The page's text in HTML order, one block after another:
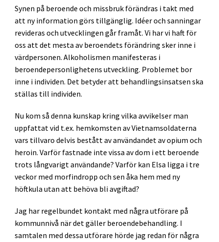
Synen på beroende och missbruk förändras i takt med
att ny information görs tillgänglig. Idéer och sanningar
revideras och utvecklingen går framåt. Vi har vi haft för
oss att det mesta av beroendets förändring sker inne i
värdpersonen. Alkoholismen manifesteras i
beroendepersonlighetens utveckling. Problemet bor
inne i individen. Det betyder att behandlingsinsatsen ska
ställas till individen.
Nu kom så denna kunskap kring vilka avvikelser man
uppfattat vid t.ex. hemkomsten av Vietnamsoldaterna
vars tillvaro delvis bestått av användandet av opium och
heroin. Varför fastnade inte vissa av dom i ett beroende
trots långvarigt användande? Varför kan Elsa ligga i tre
veckor med morfindropp och sen åka hem med ny
höftkula utan att behöva bli avgiftad?
Jag har regelbundet kontakt med några utförare på
kommunnivå när det gäller beroendebehandling. I
samtalen med dessa utförare hörde jag redan för några